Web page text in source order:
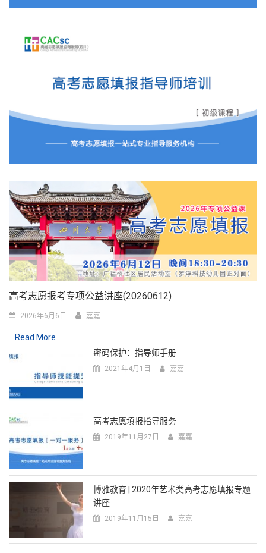
高考志愿报考专项公益讲座(20260612)
2026年6月6日 嘉嘉
Read More
密码保护：指导师手册
2021年4月1日 嘉嘉
高考志愿填报指导服务
2019年11月27日 嘉嘉
博雅教育 | 2020年艺术类高考志愿填报专题
讲座
2019年11月15日 嘉嘉